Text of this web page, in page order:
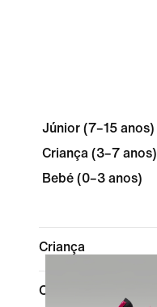
Júnior (7–15 anos)
Criança (3–7 anos)
Bebé (0–3 anos)
Criança
Comprar por preço